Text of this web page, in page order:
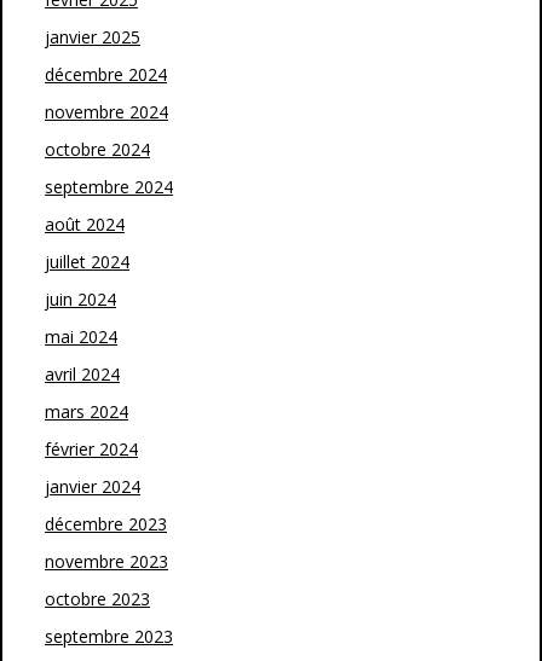
janvier 2025
décembre 2024
novembre 2024
octobre 2024
septembre 2024
août 2024
juillet 2024
juin 2024
mai 2024
avril 2024
mars 2024
février 2024
janvier 2024
décembre 2023
novembre 2023
octobre 2023
septembre 2023